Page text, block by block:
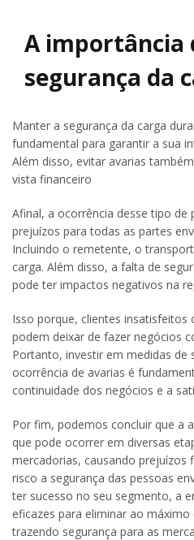
A importância
segurança da
Manter a segurança da carga
fundamental para garantir a sua
Além disso, evitar avarias
vista financeiro
Afinal, a ocorrência desse tipo de
prejuízos para todas as partes
Incluindo o remetente, o
carga. Além disso, a falta de
pode ter impactos negativos na
Isso porque, clientes insatisfeitos
podem deixar de fazer negócios
Portanto, investir em medidas de
ocorrência de avarias é
continuidade dos negócios e a
Por fim, podemos concluir que a
que pode ocorrer em diversas
mercadorias, causando prejuízos
risco a segurança das pessoas
ter sucesso no seu segmento, a
eficazes para eliminar ao
trazendo segurança para as